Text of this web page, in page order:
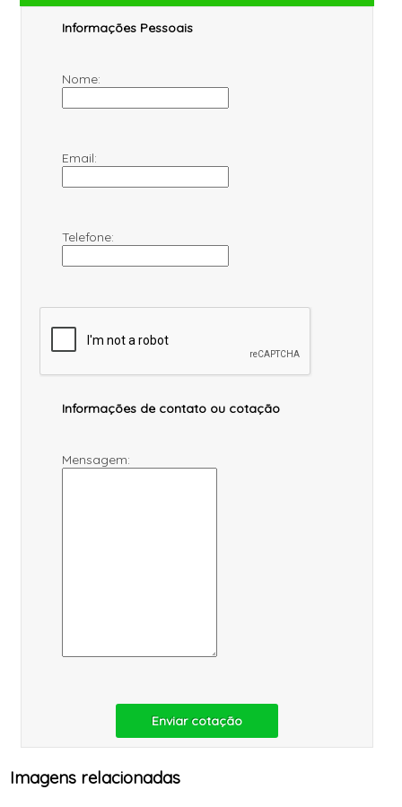
Informações Pessoais
Nome:
Email:
Telefone:
Informações de contato ou cotação
Mensagem:
Enviar cotação
Imagens relacionadas